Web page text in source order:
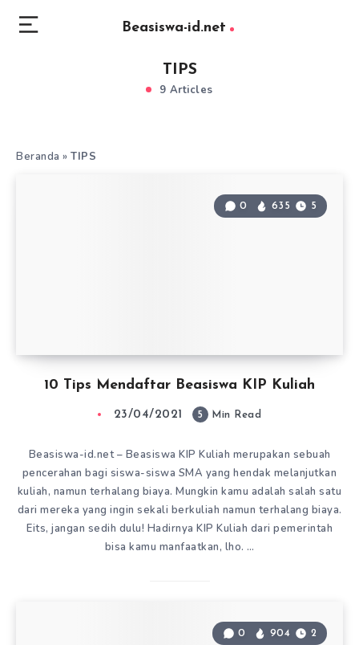
Beasiswa-id.net
TIPS
9 Articles
Beranda » TIPS
10 Tips Mendaftar Beasiswa KIP Kuliah
0 635 5
23/04/2021 5 Min Read
Beasiswa-id.net – Beasiswa KIP Kuliah merupakan sebuah
pencerahan bagi siswa-siswa SMA yang hendak melanjutkan
kuliah, namun terhalang biaya. Mungkin kamu adalah salah satu
dari mereka yang ingin sekali berkuliah namun terhalang biaya.
Eits, jangan sedih dulu! Hadirnya KIP Kuliah dari pemerintah
bisa kamu manfaatkan, lho. …
0 904 2